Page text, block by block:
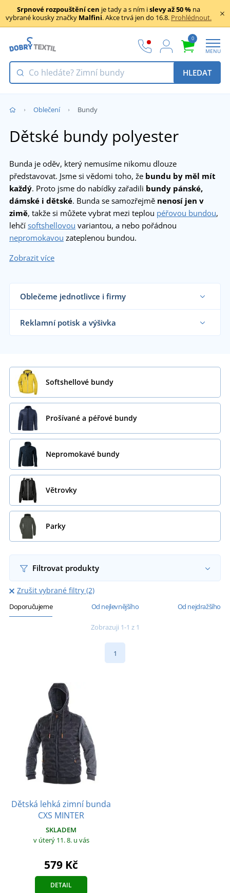
Srpnové rozpouštění cen je tady a s ním islevy až 50 % na
vybrané kousky značky Malfini. Akce trvá jen do 16.8. Prohlédnout.
0
MENU
HLEDAT
Oblečení Bundy
Dětské bundy polyester
Bunda je oděv, který nemusíme nikomu dlouze
představovat. Jsme si vědomi toho, že bundu by měl mít
každý. Proto jsme do nabídky zařadili bundy pánské,
dámské i dětské. Bunda se samozřejmě nenosí jen v
zimě, takže si můžete vybrat mezi teplou péřovou bundou,
lehčí softshellovou variantou, a nebo pořádnou
nepromokavou zateplenou bundou.
Zobrazit více
Oblečeme jednotlivce i firmy
Dodáváme bundy reklamním agenturám, firmám,
obchodníkům s textilem i koncovým zákazníkům
již od 1 kusu.
Chci vědět více
Reklamní potisk a výšivka
Softshellové bundy
Prošívané a péřové bundy
Nepromokavé bundy
Větrovky
Parky
Filtrovat produkty
Zrušit vybrané filtry (2)
Doporučujeme Od nejlevnějšího Od nejdražšího
Zobrazuji 1-1 z 1
1
Dětská lehká zimní bunda
CXS MINTER
SKLADEM
v úterý 11. 8. u vás
579 Kč
DETAIL